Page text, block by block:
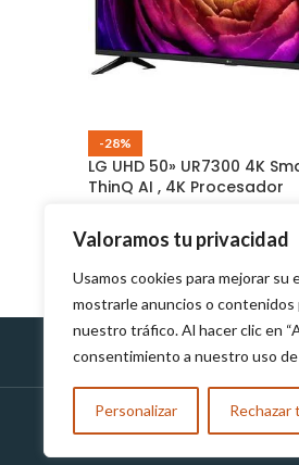
Valoramos tu privacidad
Usamos cookies para mejorar su
mostrarle anuncios o contenidos
nuestro tráfico. Al hacer clic en
consentimiento a nuestro uso de
Personalizar Rechazar
-28%
LG UHD 50» UR7300 4K
ThinQ AI , 4K Procesador
$ 600.00 429.00
Políticas de